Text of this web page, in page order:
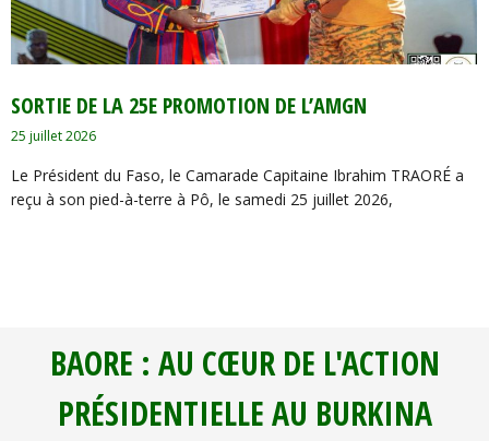
‎SORTIE DE LA 25E PROMOTION DE L’AMGN
25 juillet 2026
Le Président du Faso, le Camarade Capitaine Ibrahim TRAORÉ a
reçu à son pied-à-terre à Pô, le samedi 25 juillet 2026,
BAORE : AU CŒUR DE L'ACTION
PRÉSIDENTIELLE AU BURKINA